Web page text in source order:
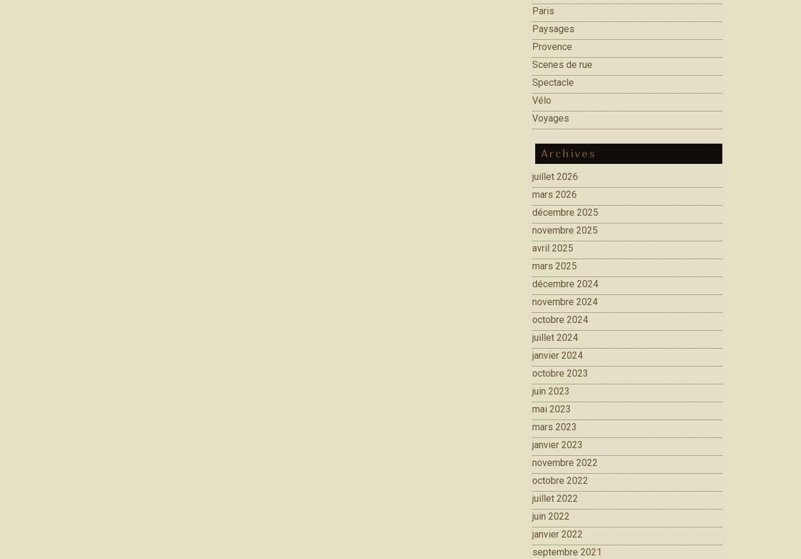
Paris
Paysages
Provence
Scenes de rue
Spectacle
Vélo
Voyages
Archives
juillet 2026
mars 2026
décembre 2025
novembre 2025
avril 2025
mars 2025
décembre 2024
novembre 2024
octobre 2024
juillet 2024
janvier 2024
octobre 2023
juin 2023
mai 2023
mars 2023
janvier 2023
novembre 2022
octobre 2022
juillet 2022
juin 2022
janvier 2022
septembre 2021